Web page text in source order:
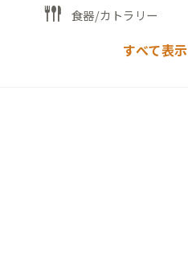
湿器もご用意。また、西側の
ださい。こちらもこだわりの
お店の方と交流したりするこ
ぜひお声がけください。
flatware 食器/カトラリー
すべて表示